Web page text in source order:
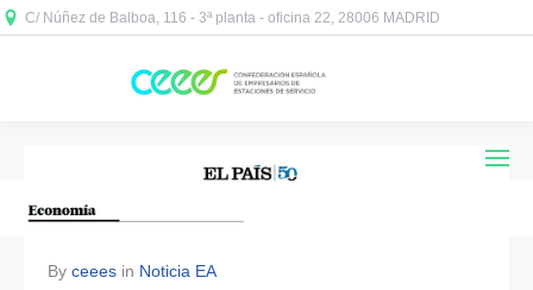
C/ Núñez de Balboa, 116 - 3ª planta - oficina 22, 28006 MADRID
By ceees in Noticia EA